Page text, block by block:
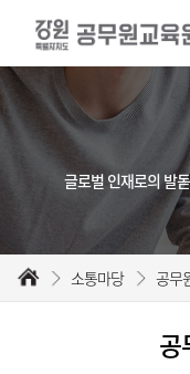
글로벌 인재로의 발
소통마당 공무
공